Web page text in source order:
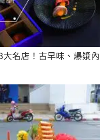
名店！古早味、爆漿內